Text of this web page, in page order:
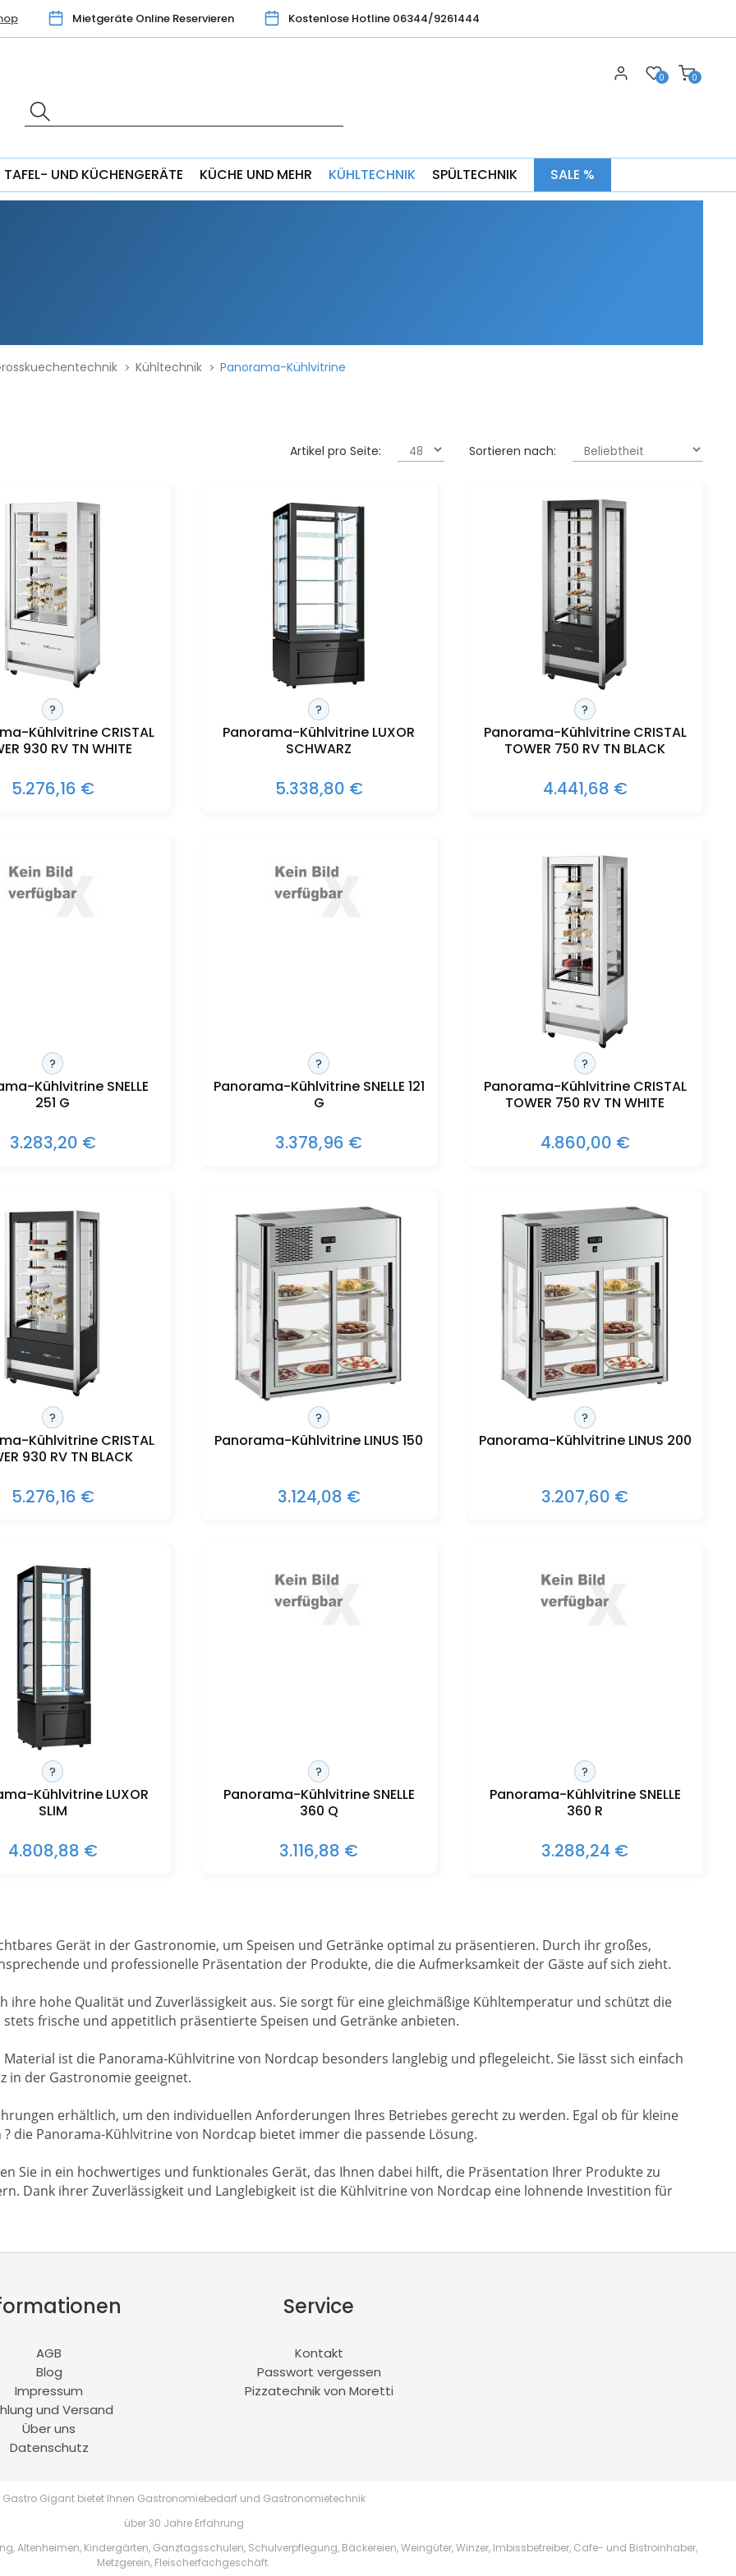
Mietgeräte Online Reservieren Kostenlose Hotline 06344/9261444
0
0
TAFEL- UND KÜCHENGERÄTE KÜCHE UND MEHR KÜHLTECHNIK SPÜLTECHNIK SALE %
Kühltechnik Panorama-Kühlvitrine
Sortieren nach:
Artikel pro Seite:
?
Kühlvitrine CRISTAL
930 RV TN WHITE
5.276,16 €
?
Panorama-Kühlvitrine LUXOR
SCHWARZ
5.338,80 €
?
Panorama-Kühlvitrine CRISTAL
TOWER 750 RV TN BLACK
4.441,68 €
?
Kühlvitrine SNELLE
251 G
3.283,20 €
?
Panorama-Kühlvitrine SNELLE 121
G
3.378,96 €
?
Panorama-Kühlvitrine CRISTAL
TOWER 750 RV TN WHITE
4.860,00 €
?
Kühlvitrine CRISTAL
930 RV TN BLACK
5.276,16 €
?
Panorama-Kühlvitrine LINUS 150
3.124,08 €
?
Panorama-Kühlvitrine LINUS 200
3.207,60 €
?
Kühlvitrine LUXOR
SLIM
4.808,88 €
?
Panorama-Kühlvitrine SNELLE
360 Q
3.116,88 €
?
Panorama-Kühlvitrine SNELLE
360 R
3.288,24 €
Gerät in der Gastronomie, um Speisen und Getränke optimal zu präsentieren. Durch ihr großes,
und professionelle Präsentation der Produkte, die die Aufmerksamkeit der Gäste auf sich zieht.
ihre hohe Qualität und Zuverlässigkeit aus. Sie sorgt für eine gleichmäßige Kühltemperatur und schützt die
frische und appetitlich präsentierte Speisen und Getränke anbieten.
ist die Panorama-Kühlvitrine von Nordcap besonders langlebig und pflegeleicht. Sie lässt sich einfach
in der Gastronomie geeignet.
erhältlich, um den individuellen Anforderungen Ihres Betriebes gerecht zu werden. Egal ob für kleine
die Panorama-Kühlvitrine von Nordcap bietet immer die passende Lösung.
Sie in ein hochwertiges und funktionales Gerät, das Ihnen dabei hilft, die Präsentation Ihrer Produkte zu
Dank ihrer Zuverlässigkeit und Langlebigkeit ist die Kühlvitrine von Nordcap eine lohnende Investition für
AGB
Blog
Impressum
und Versand
Über uns
Datenschutz
Service
Kontakt
Passwort vergessen
Pizzatechnik von Moretti
Gastro Gigant bietet Ihnen Gastronomiebedarf und Gastronomietechnik
über 30 Jahre Erfahrung
Altenheimen, Kindergärten, Ganztagsschulen, Schulverpflegung, Bäckereien, Weingüter, Winzer, Imbissbetreiber, Cafe- und Bistroinhaber,
Metzgerein, Fleischerfachgeschäft.